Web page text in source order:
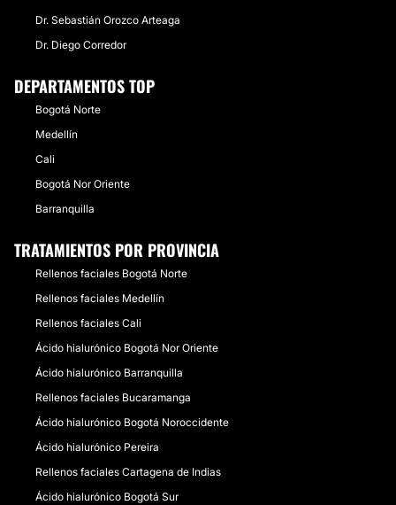
Valledupar
Montería
Popayan
Valle municipios
Santa Marta
Dr. Sebastián Orozco Arteaga
Dr. Diego Corredor
DEPARTAMENTOS TOP
Bogotá Norte
Medellín
Cali
Bogotá Nor Oriente
Barranquilla
TRATAMIENTOS POR PROVINCIA
Rellenos faciales Bogotá Norte
Rellenos faciales Medellín
Rellenos faciales Cali
Ácido hialurónico Bogotá Nor Oriente
Ácido hialurónico Barranquilla
Rellenos faciales Bucaramanga
Ácido hialurónico Bogotá Noroccidente
Ácido hialurónico Pereira
Rellenos faciales Cartagena de Indias
Ácido hialurónico Bogotá Sur